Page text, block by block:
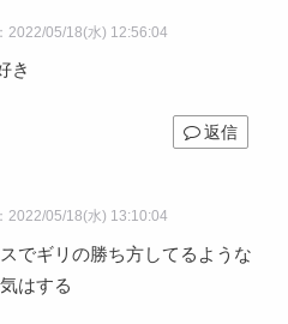
2022/05/18(水) 12:56:04
き
返信
2022/05/18(水) 13:10:04
でギリの勝ち方してるような
はする